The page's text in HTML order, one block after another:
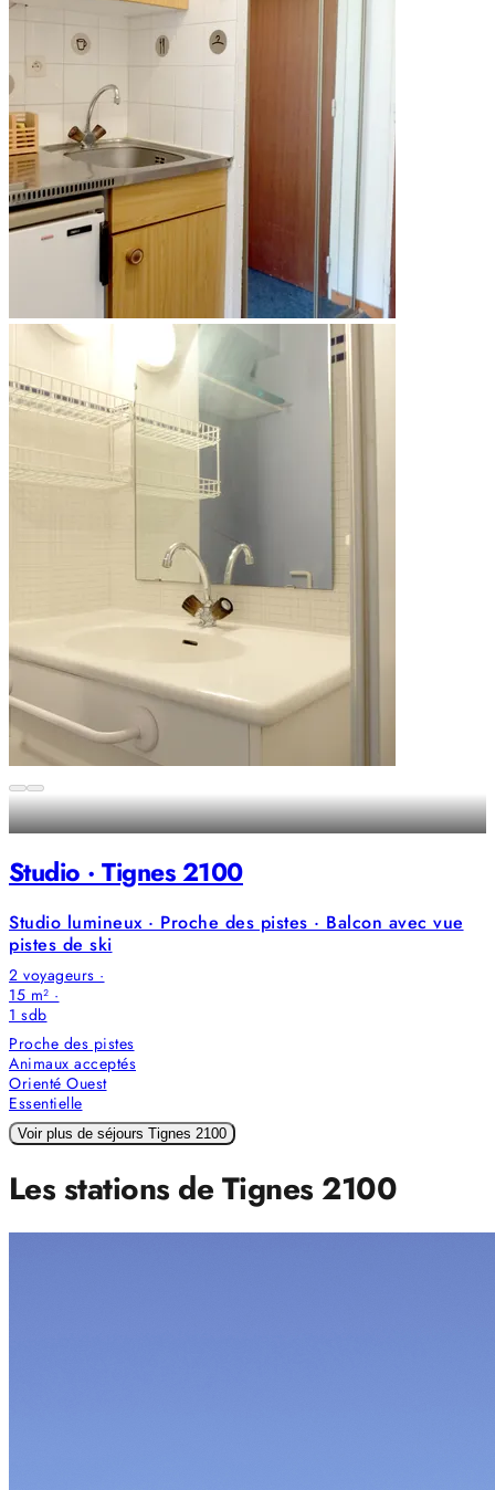
Studio · Tignes 2100
Studio lumineux · Proche des pistes · Balcon avec vue
pistes de ski
2 voyageurs ·
15 m² ·
1sdb
Proche des pistes
Animaux acceptés
Orienté Ouest
Essentielle
Voir plus de séjours Tignes 2100
Les stations de Tignes 2100